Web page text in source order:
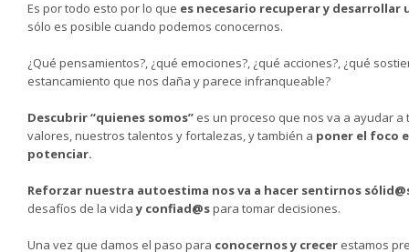
Es por todo esto por lo que es necesario recuperar y desarrollar
sólo es posible cuando podemos conocernos.
¿Qué pensamientos?, ¿qué emociones?, ¿qué acciones?, ¿qué
estancamiento que nos daña y parece infranqueable?
Descubrir “quienes somos” es un proceso que nos va a ayudar
valores, nuestros talentos y fortalezas, y también a poner el foco
potenciar.
Reforzar nuestra autoestima nos va a hacer sentirnos
desafíos de la viday confiad@spara tomar decisiones.
Una vez que damos el paso para conocernos y crecer estamos